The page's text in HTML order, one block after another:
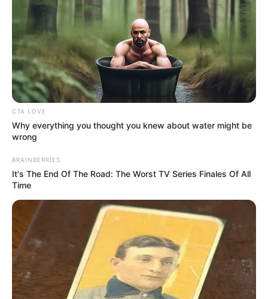
CTA LOVE
Why everything you thought you knew about water might be
wrong
BRAINBERRIES
It's The End Of The Road: The Worst TV Series Finales Of All
Time